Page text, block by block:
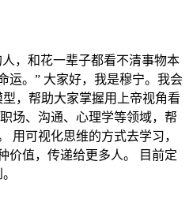
，和花一辈子都看不清事物本
运。” 大家好，我是穆宁。我会
，帮助大家掌握用上帝视角看
场、沟通、心理学等领域，帮
用可视化思维的方式去学习，
价值，传递给更多人。 目前定